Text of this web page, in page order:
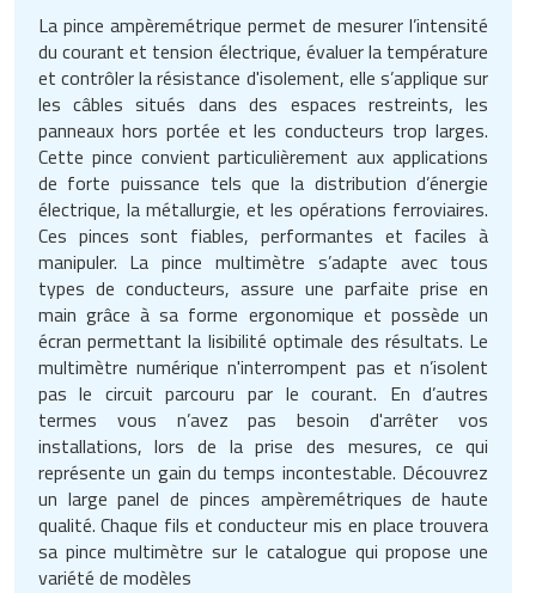
Matériel de fitness
Matériel de musculation
Vêtement sportif
Robinetterie professionnelle
Rôtisserie professionnelle
Sautause professionnelle
Table de cuisson professionnelle
Tables de préparation réfrigérées
Ustensile de cuisine
Vaisselle restaurant
Vitrines réfrigérées
La pince ampèremétrique permet de mesurer l’intensité
du courant et tension électrique, évaluer la température
et contrôler la résistance d'isolement, elle s’applique sur
les câbles situés dans des espaces restreints, les
panneaux hors portée et les conducteurs trop larges.
Cette pince convient particulièrement aux applications
de forte puissance tels que la distribution d’énergie
électrique, la métallurgie, et les opérations ferroviaires.
Ces pinces sont fiables, performantes et faciles à
manipuler. La pince multimètre s’adapte avec tous
types de conducteurs, assure une parfaite prise en
main grâce à sa forme ergonomique et possède un
écran permettant la lisibilité optimale des résultats. Le
multimètre numérique n'interrompent pas et n’isolent
pas le circuit parcouru par le courant. En d’autres
termes vous n’avez pas besoin d'arrêter vos
installations, lors de la prise des mesures, ce qui
représente un gain du temps incontestable. Découvrez
un large panel de pinces ampèremétriques de haute
qualité. Chaque fils et conducteur mis en place trouvera
sa pince multimètre sur le catalogue qui propose une
variété de modèles